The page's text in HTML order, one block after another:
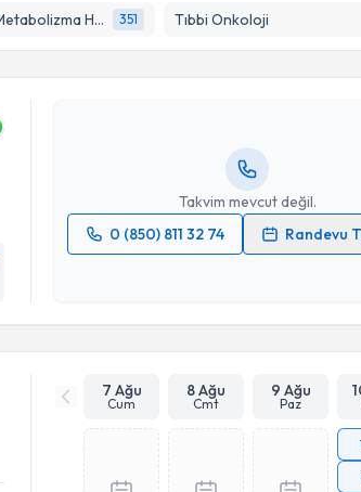
Endokrinoloji ve Metabolizma Hastalıkları 351 Tıbbi Onkoloji
Takvim mevcut değil.
0 (850) 811 32 74
Randevu
Dr. Öğr. Üyesi Ufuk Süleyman Taneriçin
talebi oluşturun. Size bu uzmandan randevu
7 Ağu
Cum
8 Ağu
Cmt
9 Ağu
Paz